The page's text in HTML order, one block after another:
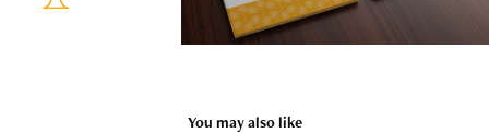
You may also like